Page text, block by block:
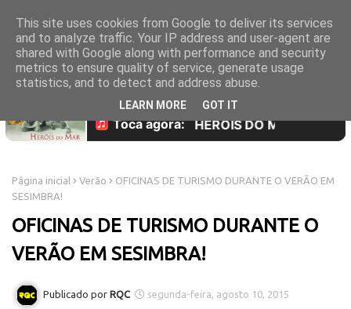
Página inicial Verão
OFICINAS DE TURISMO DURANTE O VERÃO EM
SESIMBRA!
OFICINAS DE TURISMO DURANTE O
VERÃO EM SESIMBRA!
RQC segunda-feira, agosto 10, 2015
This site uses cookies from Google to deliver its services
and to analyze traffic. Your IP address and user-agent are
shared with Google along with performance and security
metrics to ensure quality of service, generate usage
statistics, and to detect and address abuse.
LEARN MORE GOT IT